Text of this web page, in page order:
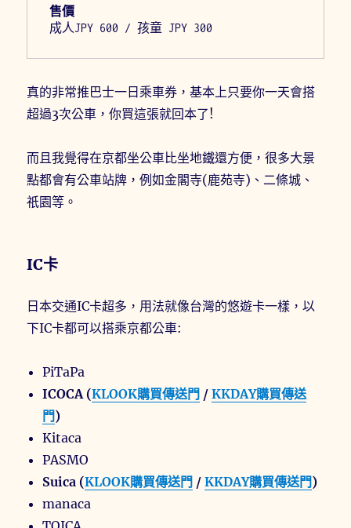
售價
成人JPY 600 / 孩童 JPY 300
真的非常推巴士一日乘車券，基本上只要你一天會搭
超過3次公車，你買這張就回本了!
而且我覺得在京都坐公車比坐地鐵還方便，很多大景
點都會有公車站牌，例如金閣寺(鹿苑寺)、二條城、
祇園等。
IC卡
日本交通IC卡超多，用法就像台灣的悠遊卡一樣，以
下IC卡都可以搭乘京都公車:
PiTaPa
ICOCA (KLOOK購買傳送門 /KKDAY購買傳送
門)
Kitaca
PASMO
Suica (KLOOK購買傳送門 /KKDAY購買傳送門)
manaca